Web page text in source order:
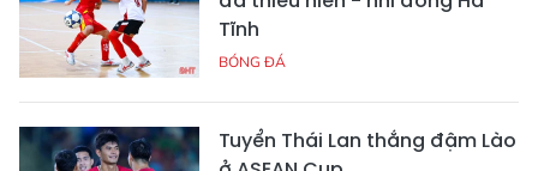
Tĩnh
BÓNG ĐÁ
Tuyển Thái Lan thắng đậm Lào